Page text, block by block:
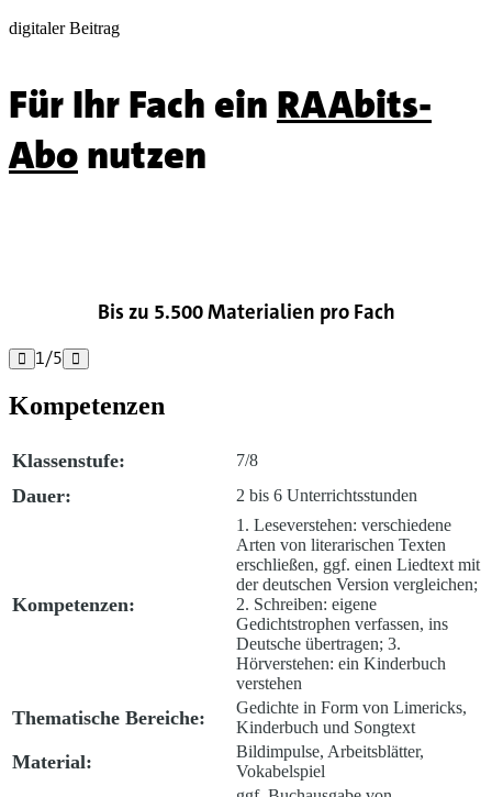
digitaler Beitrag
Für Ihr Fach ein RAAbits-
Abonutzen
Bis zu 5.500 Materialien pro Fach
 1/5 
Kompetenzen
Klassenstufe: 7/8
Dauer: 2 bis 6 Unterrichtsstunden
Kompetenzen:
1. Leseverstehen: verschiedene
Arten von literarischen Texten
erschließen, ggf. einen Liedtext mit
der deutschen Version vergleichen;
2. Schreiben: eigene
Gedichtstrophen verfassen, ins
Deutsche übertragen; 3.
Hörverstehen: ein Kinderbuch
verstehen
Thematische Bereiche:
Gedichte in Form von Limericks,
Kinderbuch und Songtext
Material:
Bildimpulse, Arbeitsblätter,
Vokabelspiel